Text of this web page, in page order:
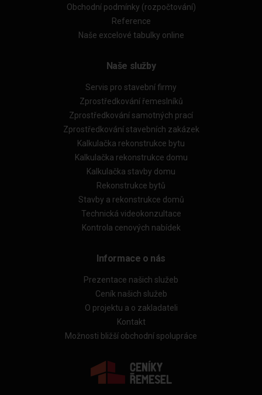
Obchodní podmínky (rozpočtování)
Reference
Naše excelové tabulky online
Naše služby
Servis pro stavební firmy
Zprostředkování řemeslníků
Zprostředkování samotných prací
Zprostředkování stavebních zakázek
Kalkulačka rekonstrukce bytu
Kalkulačka rekonstrukce domu
Kalkulačka stavby domu
Rekonstrukce bytů
Stavby a rekonstrukce domů
Technická videokonzultace
Kontrola cenových nabídek
Informace o nás
Prezentace našich služeb
Ceník našich služeb
O projektu a o zakladateli
Kontakt
Možnosti bližší obchodní spolupráce